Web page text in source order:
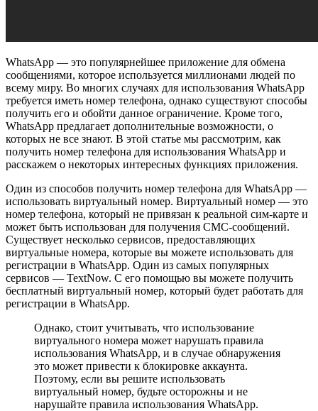
WhatsApp — это популярнейшее приложение для обмена
сообщениями, которое используется миллионами людей по
всему миру. Во многих случаях для использования WhatsApp
требуется иметь номер телефона, однако существуют способы
получить его и обойти данное ограничение. Кроме того,
WhatsApp предлагает дополнительные возможности, о
которых не все знают. В этой статье мы рассмотрим, как
получить номер телефона для использования WhatsApp и
расскажем о некоторых интересных функциях приложения.
Один из способов получить номер телефона для WhatsApp —
использовать виртуальный номер. Виртуальный номер — это
номер телефона, который не привязан к реальной сим-карте и
может быть использован для получения СМС-сообщений.
Существует несколько сервисов, предоставляющих
виртуальные номера, которые вы можете использовать для
регистрации в WhatsApp. Один из самых популярных
сервисов — TextNow. С его помощью вы можете получить
бесплатный виртуальный номер, который будет работать для
регистрации в WhatsApp.
Однако, стоит учитывать, что использование
виртуального номера может нарушать правила
использования WhatsApp, и в случае обнаружения
это может привести к блокировке аккаунта.
Поэтому, если вы решите использовать
виртуальный номер, будьте осторожны и не
нарушайте правила использования WhatsApp.